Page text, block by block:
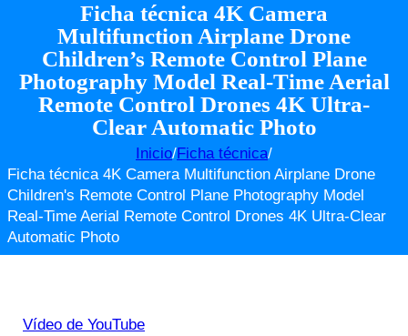
Ficha técnica 4K Camera
Multifunction Airplane Drone
Children’s Remote Control Plane
Photography Model Real-Time Aerial
Remote Control Drones 4K Ultra-
Clear Automatic Photo
Inicio/Ficha técnica/
Ficha técnica 4K Camera Multifunction Airplane Drone
Children's Remote Control Plane Photography Model
Real-Time Aerial Remote Control Drones 4K Ultra-Clear
Automatic Photo
Vídeo de YouTube